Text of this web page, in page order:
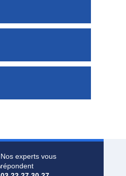
Nos experts vous
répondent